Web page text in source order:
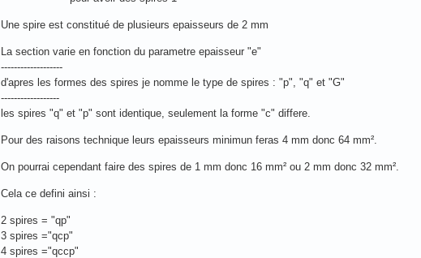
Une spire est constitué de plusieurs epaisseurs de 2 mm
La section varie en fonction du parametre epaisseur "e"
-------------------
d'apres les formes des spires je nomme le type de spires : "p", "q" et "G"
------------------
les spires "q" et "p" sont identique, seulement la forme "c" differe.
Pour des raisons technique leurs epaisseurs minimun feras 4 mm donc 64 mm².
On pourrai cependant faire des spires de 1 mm donc 16 mm² ou 2 mm donc 32 mm².
Cela ce defini ainsi :
2 spires = "qp"
3 spires ="qcp"
4 spires ="qccp"